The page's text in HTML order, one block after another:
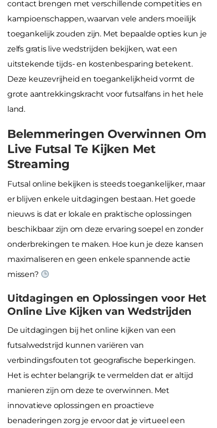
contact brengen met verschillende competities en
kampioenschappen, waarvan vele anders moeilijk
toegankelijk zouden zijn. Met bepaalde opties kun je
zelfs gratis live wedstrijden bekijken, wat een
uitstekende tijds- en kostenbesparing betekent.
Deze keuzevrijheid en toegankelijkheid vormt de
grote aantrekkingskracht voor futsalfans in het hele
land.
Belemmeringen Overwinnen Om
Live Futsal Te Kijken Met
Streaming
Futsal online bekijken is steeds toegankelijker, maar
er blijven enkele uitdagingen bestaan. Het goede
nieuws is dat er lokale en praktische oplossingen
beschikbaar zijn om deze ervaring soepel en zonder
onderbrekingen te maken. Hoe kun je deze kansen
maximaliseren en geen enkele spannende actie
missen?
Uitdagingen en Oplossingen voor Het
Online Live Kijken van Wedstrijden
De uitdagingen bij het online kijken van een
futsalwedstrijd kunnen variëren van
verbindingsfouten tot geografische beperkingen.
Het is echter belangrijk te vermelden dat er altijd
manieren zijn om deze te overwinnen. Met
innovatieve oplossingen en proactieve
benaderingen zorg je ervoor dat je virtueel een